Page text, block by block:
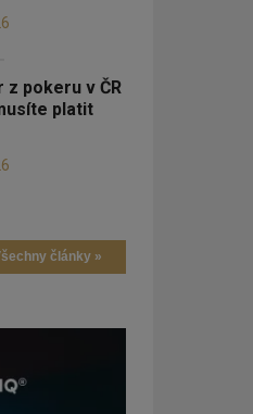
z pokeru v ČR
platit
články »